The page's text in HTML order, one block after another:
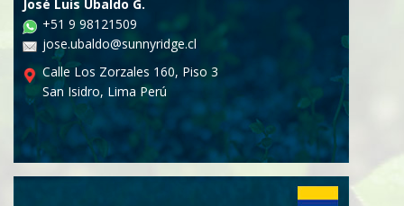
José Luis Ubaldo G.
+51 9 98121509
jose.ubaldo@sunnyridge.cl
Calle Los Zorzales 160, Piso 3
San Isidro, Lima Perú